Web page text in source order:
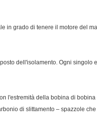
in grado di tenere il motore del
dell'isolamento. Ogni singolo
l'estremità della bobina di
di slittamento – spazzole